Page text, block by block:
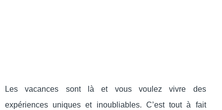
Les vacances sont là et vous voulez vivre des
expériences uniques et inoubliables. C’est tout à fait